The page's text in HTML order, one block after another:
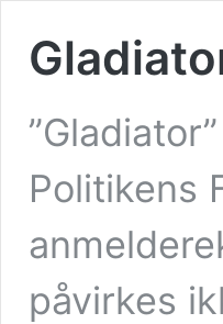
Politikens
påvirkes